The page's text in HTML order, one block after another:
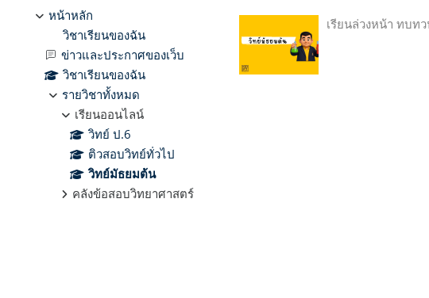
เรียนล่วงหน้า ทบท
หน้าหลัก
วิชาเรียนของฉัน
ข่าวและประกาศของเว็บ
วิชาเรียนของฉัน
รายวิชาทั้งหมด
เรียนออนไลน์
วิทย์ ป.6
ติวสอบวิทย์ทั่วไป
วิทย์มัธยมต้น
คลังข้อสอบวิทยาศาสตร์